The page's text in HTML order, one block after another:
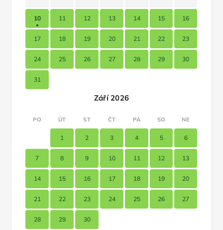
10 11 12 13 14 15 16
17 18 19 20 21 22 23
24 25 26 27 28 29 30
31
Září 2026
PO ÚT ST ČT PÁ SO NE
1 2 3 4 5 6
7 8 9 10 11 12 13
14 15 16 17 18 19 20
21 22 23 24 25 26 27
28 29 30